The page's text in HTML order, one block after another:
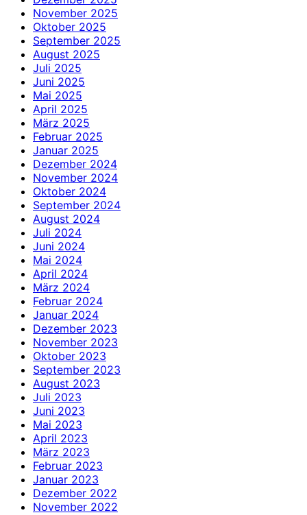
November 2025
Oktober 2025
September 2025
August 2025
Juli 2025
Juni 2025
Mai 2025
April 2025
März 2025
Februar 2025
Januar 2025
Dezember 2024
November 2024
Oktober 2024
September 2024
August 2024
Juli 2024
Juni 2024
Mai 2024
April 2024
März 2024
Februar 2024
Januar 2024
Dezember 2023
November 2023
Oktober 2023
September 2023
August 2023
Juli 2023
Juni 2023
Mai 2023
April 2023
März 2023
Februar 2023
Januar 2023
Dezember 2022
November 2022